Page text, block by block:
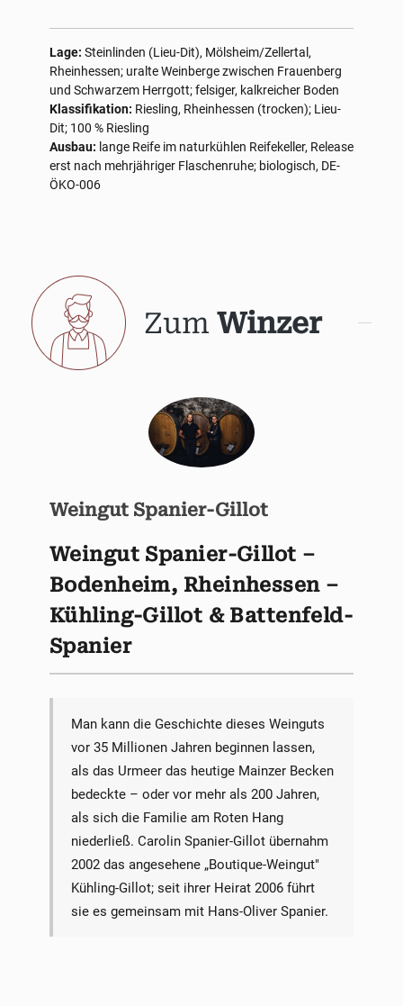
Lage: Steinlinden (Lieu-Dit), Mölsheim/Zellertal,
Rheinhessen; uralte Weinberge zwischen Frauenberg
und Schwarzem Herrgott; felsiger, kalkreicher Boden
Klassifikation: Riesling, Rheinhessen (trocken); Lieu-
Dit; 100 % Riesling
Ausbau: lange Reife im naturkühlen Reifekeller, Release
erst nach mehrjähriger Flaschenruhe; biologisch, DE-
ÖKO-006
Zum Winzer
Weingut Spanier-Gillot
Weingut Spanier-Gillot –
Bodenheim, Rheinhessen –
Kühling-Gillot & Battenfeld-
Spanier
Man kann die Geschichte dieses Weinguts
vor 35 Millionen Jahren beginnen lassen,
als das Urmeer das heutige Mainzer Becken
bedeckte – oder vor mehr als 200 Jahren,
als sich die Familie am Roten Hang
niederließ. Carolin Spanier-Gillot übernahm
2002 das angesehene „Boutique-Weingut"
Kühling-Gillot; seit ihrer Heirat 2006 führt
sie es gemeinsam mit Hans-Oliver Spanier.